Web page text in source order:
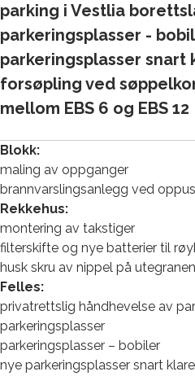
parking i Vestlia
parkeringsplasser -
parkeringsplasser snart
forsøpling ved
mellom EBS 6 og EBS 12
Blokk:
maling av oppganger
brannvarslingsanlegg ved
Rekkehus:
montering av takstiger
filterskifte og nye batterier til
husk skru av nippel på
Felles:
privatrettslig håndhevelse av
parkeringsplasser
parkeringsplasser – bobiler
nye parkeringsplasser snart